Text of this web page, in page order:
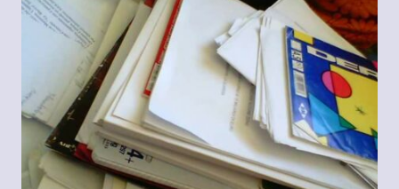
POCA
VOGLIA
DI
STUDIARE